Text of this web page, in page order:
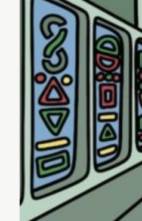
リリースを配信する